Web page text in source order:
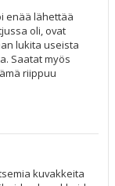
enää lähettää
oli, ovat
lukita useista
Saatat myös
riippuu
kuvakkeita